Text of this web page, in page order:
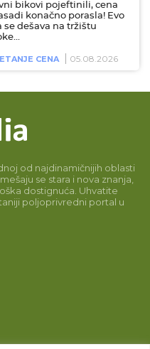
bikovi pojeftinili, cena
konačno porasla! Evo
se dešava na tržištu
CENA 05.08.2026
od najdinamičnijih oblasti
se stara i nova znanja,
dostignuća. Uhvatite
poljoprivredni portal u